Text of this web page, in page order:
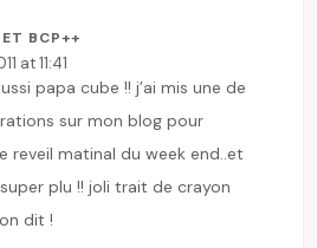
BCP++
at 11:41
papa cube !! j’ai mis une de
sur mon blog pour
reveil matinal du week end..et
plu !! joli trait de crayon
dit !